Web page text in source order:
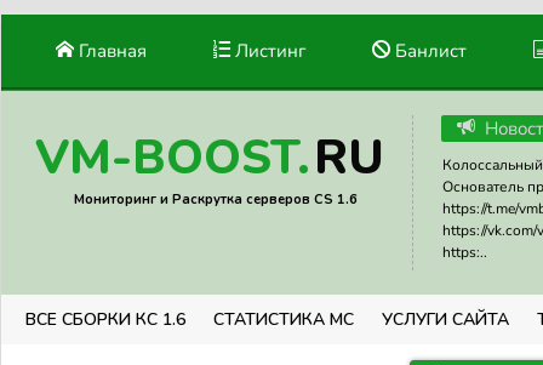
Главная Листинг Банлист
VM-BOOST.RU
Мониторинг и Раскрутка серверов CS 1.6
Основатель
https://t.me/
https://vk.com/
https:..
ВСЕ СБОРКИ КС 1.6 СТАТИСТИКА МС УСЛУГИ САЙТА